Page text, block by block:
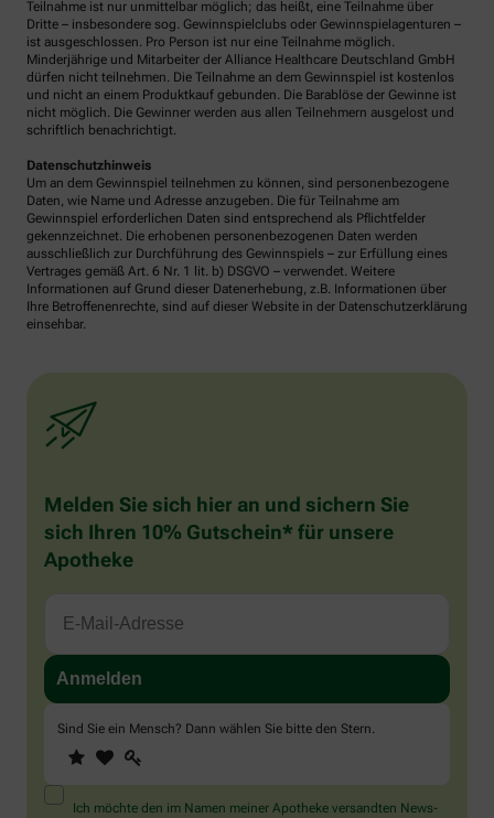
Teilnahme ist nur unmittelbar möglich; das heißt, eine Teilnahme über
Dritte – insbesondere sog. Gewinnspielclubs oder Gewinnspielagenturen –
ist ausgeschlossen. Pro Person ist nur eine Teilnahme möglich.
Minderjährige und Mitarbeiter der Alliance Healthcare Deutschland GmbH
dürfen nicht teilnehmen. Die Teilnahme an dem Gewinnspiel ist kostenlos
und nicht an einem Produktkauf gebunden. Die Barablöse der Gewinne ist
nicht möglich. Die Gewinner werden aus allen Teilnehmern ausgelost und
schriftlich benachrichtigt.
Datenschutzhinweis
Um an dem Gewinnspiel teilnehmen zu können, sind personenbezogene
Daten, wie Name und Adresse anzugeben. Die für Teilnahme am
Gewinnspiel erforderlichen Daten sind entsprechend als Pflichtfelder
gekennzeichnet. Die erhobenen personenbezogenen Daten werden
ausschließlich zur Durchführung des Gewinnspiels – zur Erfüllung eines
Vertrages gemäß Art. 6 Nr. 1 lit. b) DSGVO – verwendet. Weitere
Informationen auf Grund dieser Datenerhebung, z.B. Informationen über
Ihre Betroffenenrechte, sind auf dieser Website in der Datenschutzerklärung
einsehbar.
Melden Sie sich hier an und sichern Sie
sich Ihren 10% Gutschein* für unsere
Apotheke
Sind Sie ein Mensch? Dann wählen Sie bitte den Stern.
Sind
Sie
ein
Mensch?
1 2
Ich möchte den im Namen meiner Apotheke versandten News-